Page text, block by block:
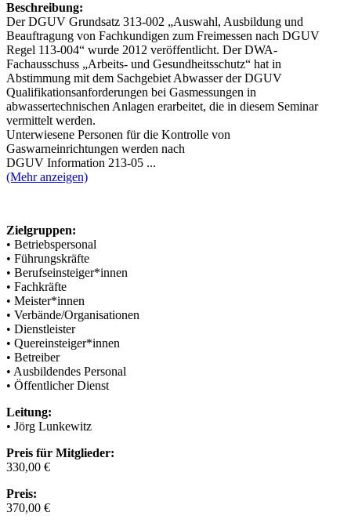
Beschreibung:
Der DGUV Grundsatz 313-002 „Auswahl, Ausbildung und
Beauftragung von Fachkundigen zum Freimessen nach DGUV
Regel 113-004“ wurde 2012 veröffentlicht. Der DWA-
Fachausschuss „Arbeits- und Gesundheitsschutz“ hat in
Abstimmung mit dem Sachgebiet Abwasser der DGUV
Qualifikationsanforderungen bei Gasmessungen in
abwassertechnischen Anlagen erarbeitet, die in diesem Seminar
vermittelt werden.
Unterwiesene Personen für die Kontrolle von
Gaswarneinrichtungen werden nach
DGUV Information 213-05 ...
(Mehr anzeigen)
Zielgruppen:
• Betriebspersonal
• Führungskräfte
• Berufseinsteiger*innen
• Fachkräfte
• Meister*innen
• Verbände/Organisationen
• Dienstleister
• Quereinsteiger*innen
• Betreiber
• Ausbildendes Personal
• Öffentlicher Dienst
Leitung:
• Jörg Lunkewitz
Preis für Mitglieder:
330,00 €
Preis:
370,00 €